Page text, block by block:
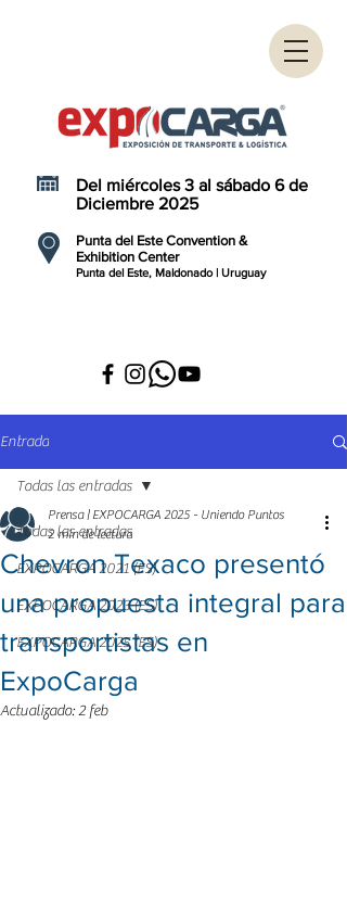
Punta del Este Convention &
Exhibition Center
Punta del Este, Maldonado | Uruguay
Del miércoles 3 al sábado 6 de
Diciembre 2025
Entrada
Todas las entradas
EXPOCARGA 2021 (ES)
EXPOCARGA 2023 (ES)
EXPOCARGA 2025 (ES)
Todas las entradas
Chevron Texaco presentó
una propuesta integral para
transportistas en
ExpoCarga
Prensa | EXPOCARGA 2025 - Uniendo Puntos
2 min de lectura
Actualizado:2 feb